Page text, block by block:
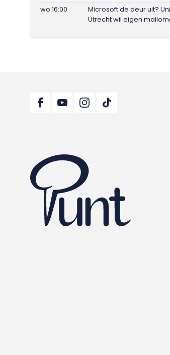
wo 16:00
Microsoft de deur uit?
Utrecht wil eigen